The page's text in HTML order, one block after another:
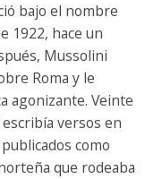
bajo el nombre
1922, hace un
Mussolini
Roma y le
agonizante. Veinte
versos en
como
que rodeaba